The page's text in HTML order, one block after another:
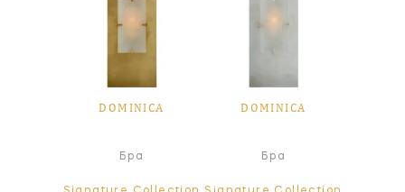
DOMINICA
Бра
DOMINICA
Бра